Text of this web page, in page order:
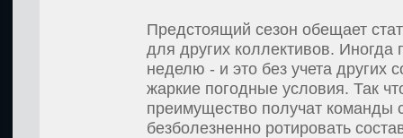
Предстоящий сезон обещает
для других коллективов. Иногда
неделю - и это без учета других
жаркие погодные условия. Так
преимущество получат команды
безболезненно ротировать